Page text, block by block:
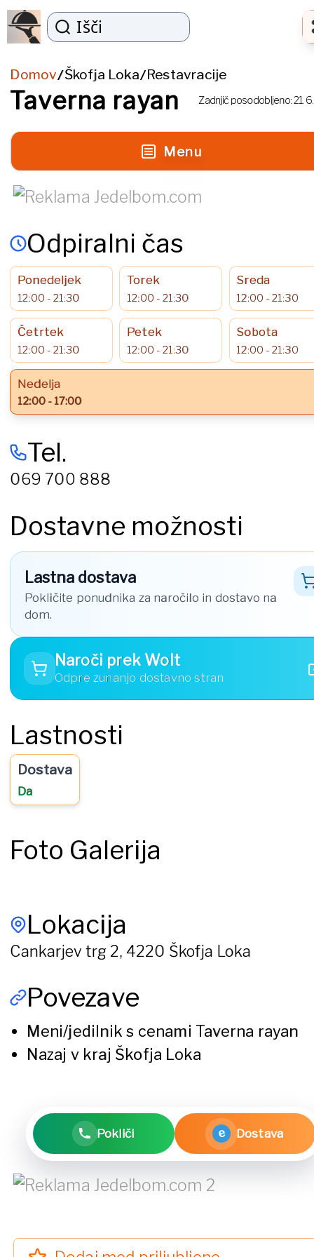
Išči
Domov/Škofja Loka/Restavracije
Taverna rayan Zadnjič posodobljeno:21.
Menu
Odpiralni čas
Ponedeljek
12:00 - 21:30
Torek
12:00 - 21:30
Sreda
12:00 - 21:30
Četrtek
12:00 - 21:30
Petek
12:00 - 21:30
Sobota
12:00 - 21:30
Nedelja
12:00 - 17:00
Tel.
069 700 888
Dostavne možnosti
Lastna dostava
Pokličite ponudnika za naročilo in dostavo na
dom.
Naroči prek Wolt
Odpre zunanjo dostavno stran
Lastnosti
Dostava
Da
Foto Galerija
Lokacija
Cankarjev trg 2, 4220 Škofja Loka
Povezave
Meni/jedilnik s cenami Taverna rayan
Nazaj v kraj Škofja Loka
Pokliči e Dostava